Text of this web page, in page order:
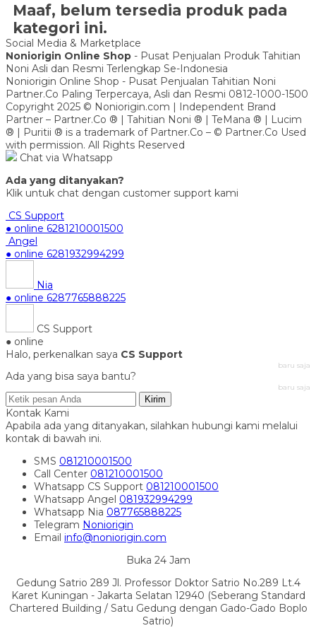
Maaf, belum tersedia produk pada
kategori ini.
Social Media & Marketplace
Noniorigin Online Shop - Pusat Penjualan Produk Tahitian
Noni Asli dan Resmi Terlengkap Se-Indonesia
Noniorigin Online Shop - Pusat Penjualan Tahitian Noni
Partner.Co Paling Terpercaya, Asli dan Resmi 0812-1000-1500
Copyright 2025 © Noniorigin.com | Independent Brand
Partner – Partner.Co ® | Tahitian Noni ® | TeMana ® | Lucim
® | Puritii ® is a trademark of Partner.Co – © Partner.Co Used
with permission. All Rights Reserved
Chat via Whatsapp
Ada yang ditanyakan?
Klik untuk chat dengan customer support kami
CS Support
● online 6281210001500
Angel
● online 6281932994299
Nia
● online 6287765888225
CS Support
● online
Halo, perkenalkan saya CS Support
baru saja
Ada yang bisa saya bantu?
baru saja
Kirim
Kontak Kami
Apabila ada yang ditanyakan, silahkan hubungi kami melalui
kontak di bawah ini.
SMS 081210001500
Call Center 081210001500
Whatsapp CS Support 081210001500
Whatsapp Angel 081932994299
Whatsapp Nia 087765888225
Telegram Noniorigin
Email info@noniorigin.com
Buka 24 Jam
Gedung Satrio 289 Jl. Professor Doktor Satrio No.289 Lt.4
Karet Kuningan - Jakarta Selatan 12940 (Seberang Standard
Chartered Building / Satu Gedung dengan Gado-Gado Boplo
Satrio)